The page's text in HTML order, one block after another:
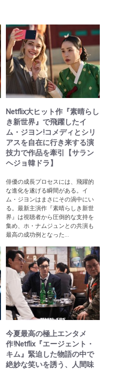
Netflix大ヒット作『素晴らし
き新世界』で飛躍したイ
ム・ジヨン!コメディとシリ
アスを自在に行き来する演
技力で作品を牽引【サラン
ヘジョ韓ドラ】
俳優の成長プロセスには、飛躍的
な進化を遂げる瞬間がある。イ
ム・ジヨンはまさにその渦中にい
る。最新主演作『素晴らしき新世
界』は視聴者から圧倒的な支持を
集め、ホ・ナムジュンとの共演も
最高の成功例となった...
今夏最高の極上エンタメ
作!Netflix『エージェント・
キム』緊迫した物語の中で
絶妙な笑いを誘う、人間味